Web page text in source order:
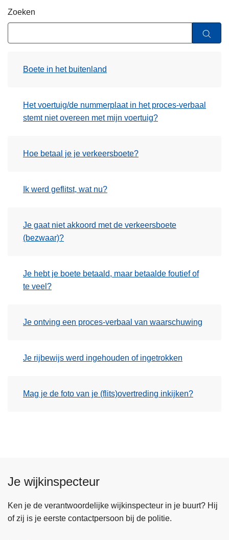
Zoeken
Boete in het buitenland
Het voertuig/de nummerplaat in het proces-verbaal
stemt niet overeen met mijn voertuig?
Hoe betaal je je verkeersboete?
Ik werd geflitst, wat nu?
Je gaat niet akkoord met de verkeersboete
(bezwaar)?
Je hebt je boete betaald, maar betaalde foutief of
te veel?
Je ontving een proces-verbaal van waarschuwing
Je rijbewijs werd ingehouden of ingetrokken
Mag je de foto van je (flits)overtreding inkijken?
Je wijkinspecteur
Ken je de verantwoordelijke wijkinspecteur in je buurt? Hij
of zij is je eerste contactpersoon bij de politie.